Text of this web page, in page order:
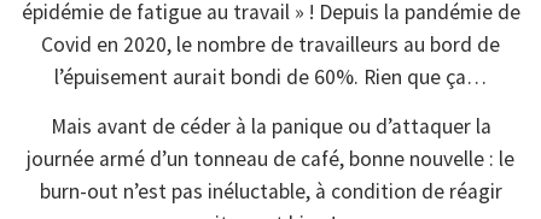
épidémie de fatigue au travail » ! Depuis la pandémie de
Covid en 2020, le nombre de travailleurs au bord de
l’épuisement aurait bondi de 60%. Rien que ça…
Mais avant de céder à la panique ou d’attaquer la
journée armé d’un tonneau de café, bonne nouvelle : le
burn-out n’est pas inéluctable, à condition de réagir